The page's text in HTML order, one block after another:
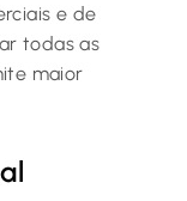
e de
todas as
maior